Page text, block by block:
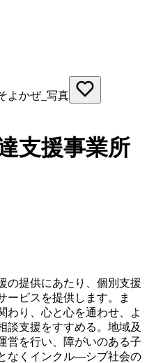
支援事業所
の提供にあたり、個別支援
ービスを提供します。ま
わり、心と心を通わせ、よ
談支援をすすめる。地域及
営を行い、障がいのある子
なくインクル—シブ社会の